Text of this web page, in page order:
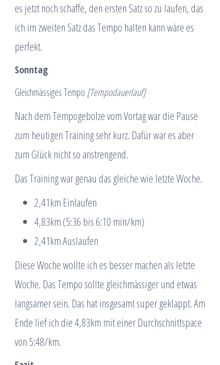
es jetzt noch schaffe, den ersten Satz so zu laufen, das
ich im zweiten Satz das Tempo halten kann wäre es
perfekt.
Sonntag
Gleichmässiges Tempo [Tempodauerlauf]
Nach dem Tempogebolze vom Vortag war die Pause
zum heutigen Training sehr kurz. Dafür war es aber
zum Glück nicht so anstrengend.
Das Training war genau das gleiche wie letzte Woche.
2,41km Einlaufen
4,83km (5:36 bis 6:10 min/km)
2,41km Auslaufen
Diese Woche wollte ich es besser machen als letzte
Woche. Das Tempo sollte gleichmässiger und etwas
langsamer sein. Das hat insgesamt super geklappt. Am
Ende lief ich die 4,83km mit einer Durchschnittspace
von 5:48/km.